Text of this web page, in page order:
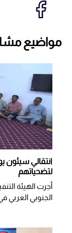
مواضيع
انتقالي سيئون
لتضحياتهم
أجرت الهيئة
الجنوبي